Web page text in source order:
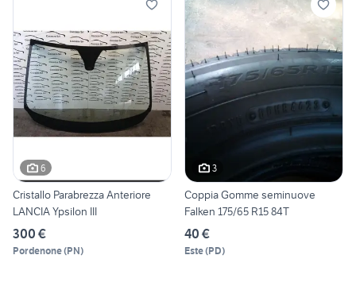
6
Cristallo Parabrezza Anteriore
LANCIA Ypsilon III
300 €
Pordenone(PN)
3
Coppia Gomme seminuove
Falken 175/65 R15 84T
40 €
Este(PD)